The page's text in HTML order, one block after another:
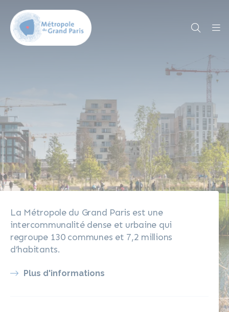
La Métropole du Grand Paris est une
intercommunalité dense et urbaine qui
regroupe 130 communes et 7,2 millions
d’habitants.
Plus d'informations